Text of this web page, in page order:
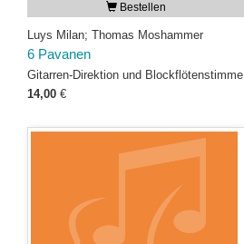
Bestellen
Luys Milan; Thomas Moshammer
6 Pavanen
Gitarren-Direktion und Blockflötenstimme
14,00 €